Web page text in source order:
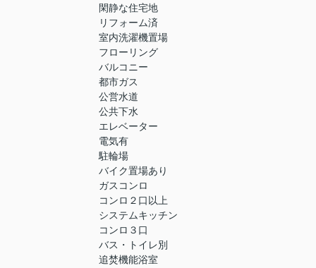
閑静な住宅地
リフォーム済
室内洗濯機置場
フローリング
バルコニー
都市ガス
公営水道
公共下水
エレベーター
電気有
駐輪場
バイク置場あり
ガスコンロ
コンロ２口以上
システムキッチン
コンロ３口
バス・トイレ別
追焚機能浴室